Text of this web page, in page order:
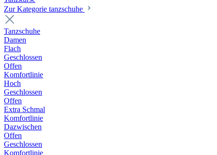
Zur Kategorie tanzschuhe
Tanzschuhe
Damen
Flach
Geschlossen
Offen
Komfortlinie
Hoch
Geschlossen
Offen
Extra Schmal
Komfortlinie
Dazwischen
Offen
Geschlossen
Komfortlinie